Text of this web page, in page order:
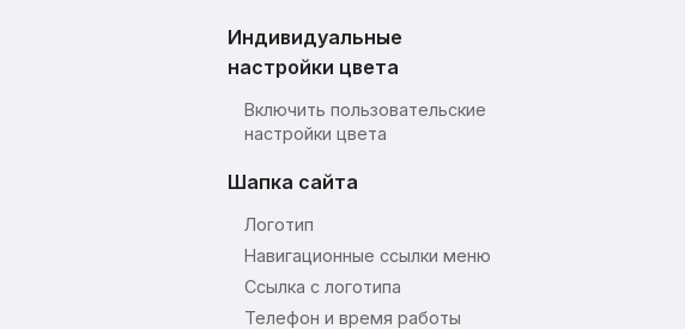
Индивидуальные
настройки цвета
Включить пользовательские
настройки цвета
Шапка сайта
Логотип
Навигационные ссылки меню
Ссылка с логотипа
Телефон и время работы